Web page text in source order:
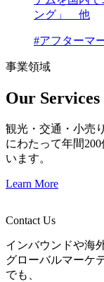
ング」 他
#アフターマ
事業領域
Our Services
観光・交通・小売
にわたって年間
います。
Learn More
Contact Us
インバウンドや海
グローバルマーケ
でも、